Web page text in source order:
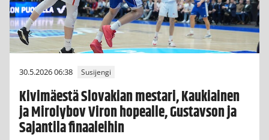
30.5.2026 06:38 Susijengi
Kivimäestä Slovakian mestari, Kaukiainen
ja Mirolybov Viron hopealle, Gustavson ja
Sajantila finaaleihin